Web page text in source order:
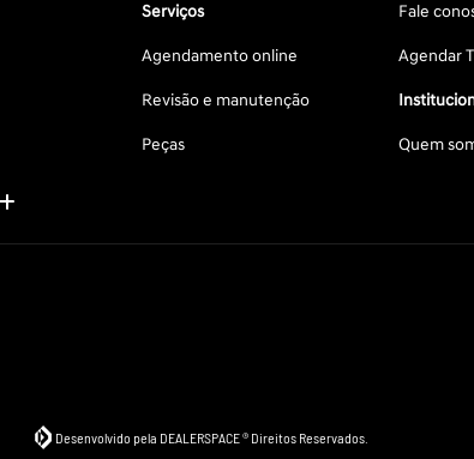
Serviços
Agendamento online
Revisão e manutenção
Peças
Fale
Agendar
Quem
Desenvolvido pela DEALERSPACE ® Direitos Reservados.